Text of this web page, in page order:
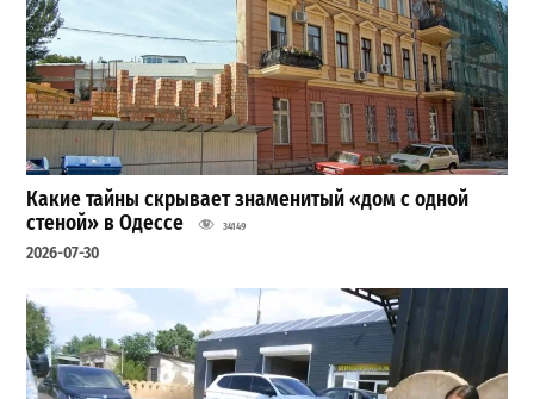
Какие тайны скрывает знаменитый «дом с одной
стеной» в Одессе
34149
2026-07-30